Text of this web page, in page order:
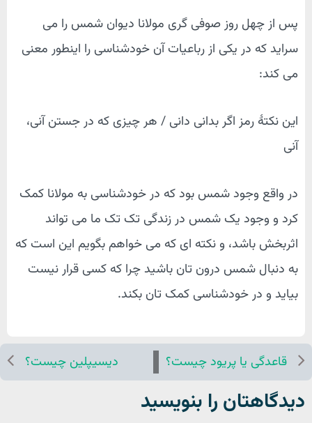
پس از چهل روز صوفی گری مولانا دیوان شمس را می
سراید که در یکی از رباعیات آن خودشناسی را اینطور معنی
می کند:
این نکتهٔ رمز اگر بدانی دانی / هر چیزی که در جستن آنی،
آنی
در واقع وجود شمس بود که در خودشناسی به مولانا کمک
کرد و وجود یک شمس در زندگی تک تک ما می تواند
اثربخش باشد، و نکته ای که می خواهم بگویم این است که
به دنبال شمس درون تان باشید چرا که کسی قرار نیست
بیاید و در خودشناسی کمک تان بکند.
قاعدگی یا پریود چیست؟ دیسیپلین چیست؟
دیدگاهتان را بنویسید